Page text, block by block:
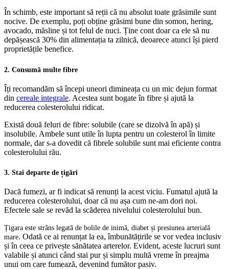
În schimb, este important să reții că nu absolut toate grăsimile sunt
nocive. De exemplu, poți obține grăsimi bune din somon, hering,
avocado, măsline și tot felul de nuci. Ține cont doar ca ele să nu
depășească 30% din alimentația ta zilnică, deoarece atunci își pierd
proprietățile benefice.
2. Consumă multe fibre
Îți recomandăm să începi uneori dimineața cu un mic dejun format
din cereale integrale. Acestea sunt bogate în fibre și ajută la
reducerea colesterolului ridicat.
Există două feluri de fibre: solubile (care se dizolvă în apă) și
insolubile. Ambele sunt utile în lupta pentru un colesterol în limite
normale, dar s-a dovedit că fibrele solubile sunt mai eficiente contra
colesterolului rău.
3. Stai departe de țigări
Dacă fumezi, ar fi indicat să renunți la acest viciu. Fumatul ajută la
reducerea colesterolului, doar că nu așa cum ne-am dori noi.
Efectele sale se revăd la scăderea nivelului colesterolului bun.
Țigara este strâns legată de bolile de inimă, diabet și presiunea arterială
mare. Odată ce ai renunțat la ea, îmbunătățirile se vor vedea inclusiv
și în ceea ce privește sănătatea arterelor. Evident, aceste lucruri sunt
valabile și atunci când stai pur și simplu multă vreme în preajma
unui om care fumează, devenind fumător pasiv.